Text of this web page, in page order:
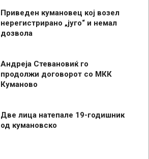
Приведен кумановец кој возел
нерегистрирано „југо“ и немал
дозвола
Андреја Стевановиќ го
продолжи договорот со МКК
Куманово
Две лица натепале 19-годишник
од кумановско